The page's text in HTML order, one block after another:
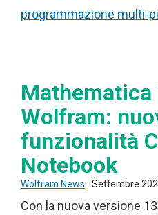
programmazione multi-
Mathematica
Wolfram:
funzionalità
Notebook
Wolfram News Settembre
Con la nuova versione